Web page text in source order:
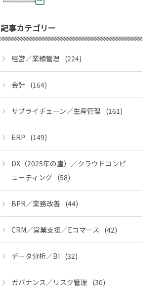
記事カテゴリー
経営／業績管理 (224)
会計 (164)
サプライチェーン／生産管理 (161)
ERP (149)
DX（2025年の崖）／クラウドコンピ
ューティング (58)
BPR／業務改善 (44)
CRM／営業支援／Eコマース (42)
データ分析／BI (32)
ガバナンス／リスク管理 (30)